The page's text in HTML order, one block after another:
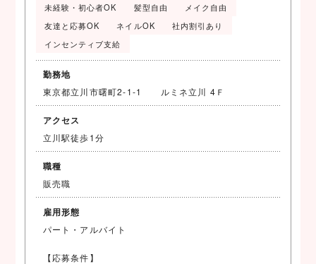
未経験・初心者OK 髪型自由
メイク自由
友達と応募OK
ネイルOK
社内割引あり
インセンティブ支給
勤務地
東京都立川市曙町2-1-1 ルミネ立川 4Ｆ
アクセス
立川駅徒歩1分
職種
販売職
雇用形態
パート・アルバイト
【応募条件】